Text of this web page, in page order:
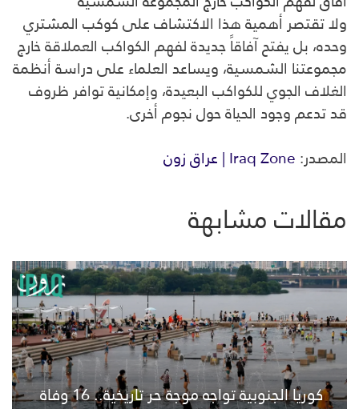
ولا تقتصر أهمية هذا الاكتشاف على كوكب المشتري
وحده، بل يفتح آفاقاً جديدة لفهم الكواكب العملاقة خارج
مجموعتنا الشمسية، ويساعد العلماء على دراسة أنظمة
الغلاف الجوي للكواكب البعيدة، وإمكانية توافر ظروف
قد تدعم وجود الحياة حول نجوم أخرى.
المصدر:Iraq Zone | عراق زون
مقالات مشابهة
كوريا الجنوبية تواجه موجة حر تاريخية.. 16 وفاة